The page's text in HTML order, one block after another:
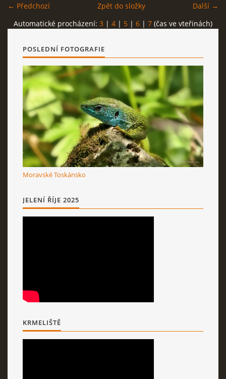
Milan Hořejší © 2026 eStránky.cz
Aktualizováno: 11. 12. 2025
← Předchozí Další →
Zpět do složky
Automatické procházení: 3 | 4 | 5 | 6 | 7 (čas ve vteřinách)
POSLEDNÍ FOTOGRAFIE
Moravské Toskánsko
JELENÍ ŘÍJE 2025
KRMELIŠTĚ